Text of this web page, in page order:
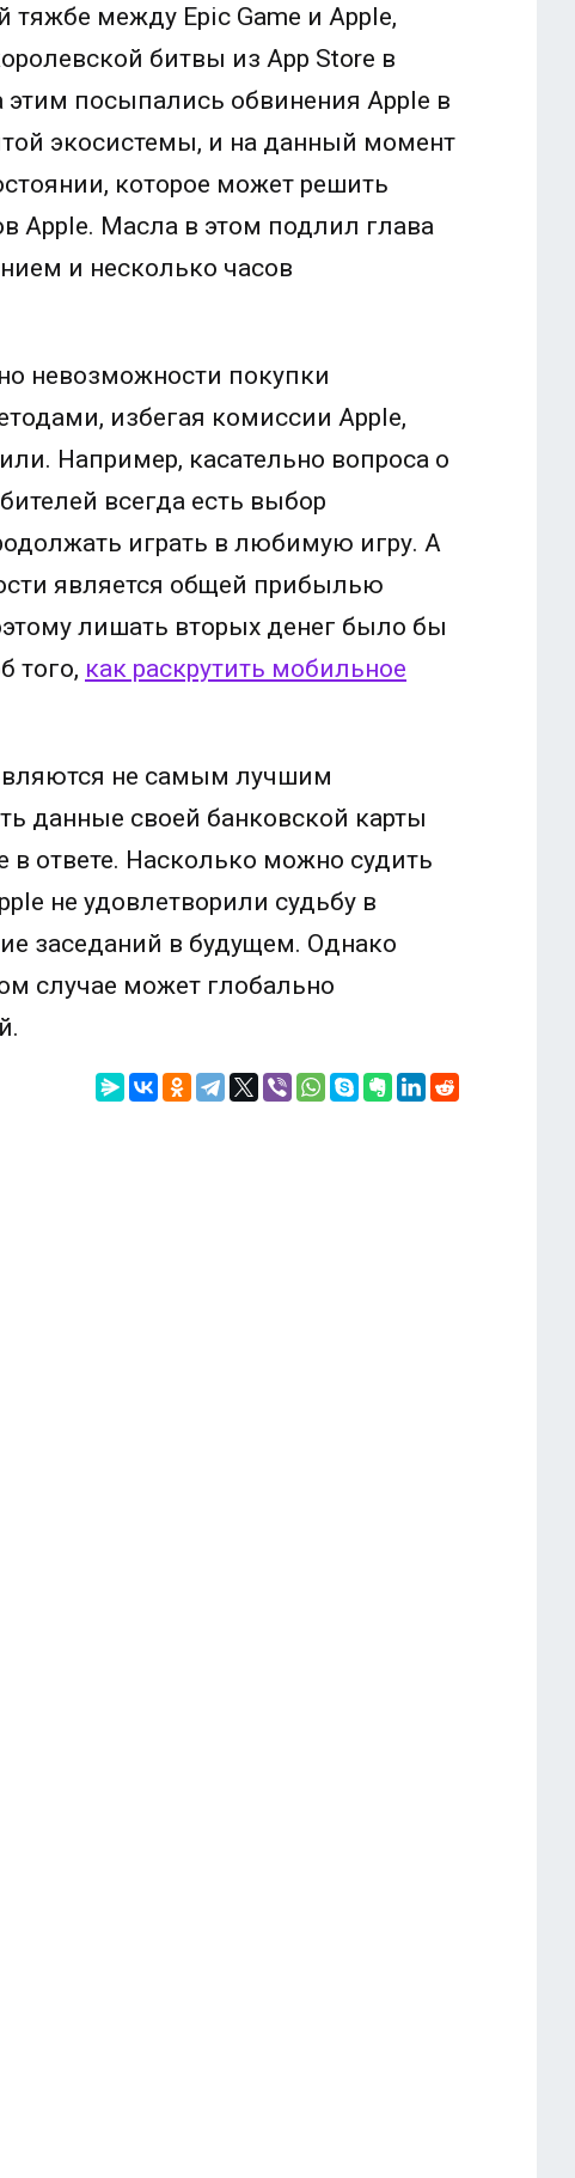
между Epic Game и Apple,
битвы из App Store в
посыпались обвинения Apple в
экосистемы, и на данный момент
которое может решить
Apple. Масла в этом подлил глава
и несколько часов
невозможности покупки
избегая комиссии Apple,
Например, касательно вопроса о
всегда есть выбор
играть в любимую игру. А
является общей прибылью
лишать вторых денег было бы
того, как раскрутить мобильное
не самым лучшим
данные своей банковской карты
ответе. Насколько можно судить
не удовлетворили судьбу в
заседаний в будущем. Однако
случае может глобально